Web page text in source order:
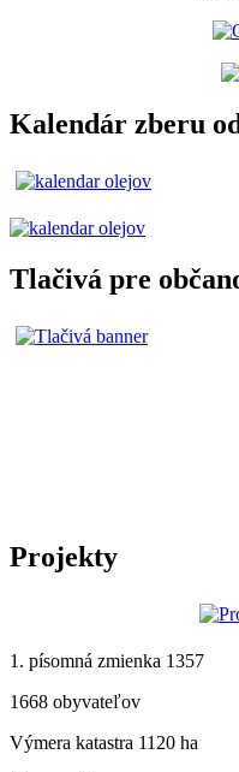
Kalendár zberu
Tlačivá pre
Projekty
1. písomná zmienka 1357
1668 obyvateľov
Výmera katastra 1120 ha